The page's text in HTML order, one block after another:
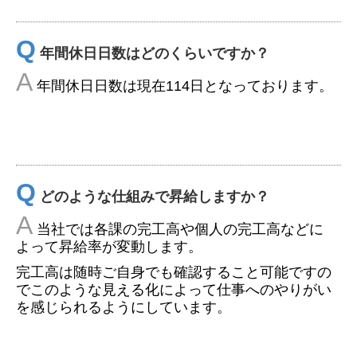
Q 年間休日日数はどのくらいですか？
A 年間休日日数は現在114日となっております。
Q どのような仕組みで昇給しますか？
A 当社では各課の完工高や個人の完工高などに
よって昇給率が変動します。
完工高は随時ご自身でも確認すること可能ですの
でこのような見える化によって仕事へのやりがい
を感じられるようにしています。